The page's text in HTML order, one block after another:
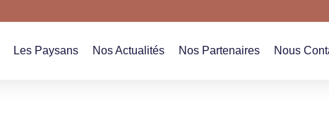
Les Paysans Nos Actualités Nos Partenaires Nous